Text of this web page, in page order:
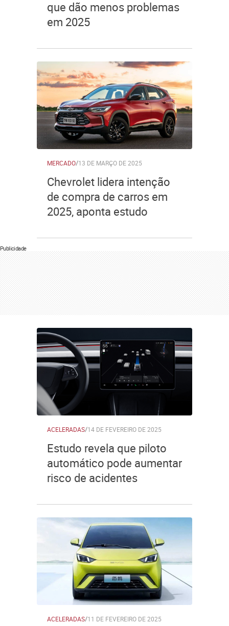
que dão menos problemas
em 2025
MERCADO/13 DE MARÇO DE 2025
Chevrolet lidera intenção
de compra de carros em
2025, aponta estudo
Publicidade
ACELERADAS/14 DE FEVEREIRO DE 2025
Estudo revela que piloto
automático pode aumentar
risco de acidentes
ACELERADAS/11 DE FEVEREIRO DE 2025